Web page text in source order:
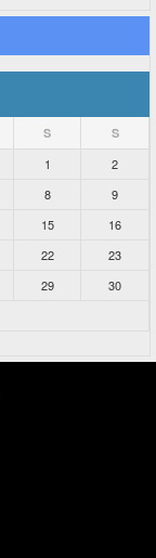
S S
1
2
8
9
15
16
22
23
29
30